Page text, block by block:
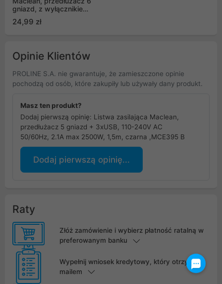
gniazd, z wyłącznikiem,
MCE225
24,99 zł
Opinie Klientów
PROLINE S.A. nie gwarantuje, że zamieszczone opinie
pochodzą od osób, które zakupiły lub używały dany produkt.
Masz ten produkt?
Dodaj pierwszą opinię: Listwa zasilająca Maclean,
przedłużacz 5 gniazd + 3xUSB, 110-240V AC
50/60Hz, 2.1A max 2500W, 1,5m, czarna ,MCE395 B
Dodaj pierwszą opinię...
Raty
Złóż zamówienie i wybierz płatność ratalną w
preferowanym banku
Wypełnij wniosek kredytowy, który otrzymasz
mailem